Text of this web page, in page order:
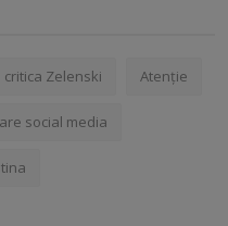
critica Zelenski Atenție
social media